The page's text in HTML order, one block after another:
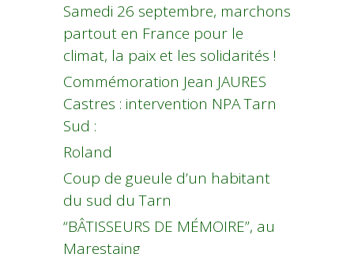
Samedi 26 septembre, marchons
partout en France pour le
climat, la paix et les solidarités !
Commémoration Jean JAURES
Castres : intervention NPA Tarn
Sud :
Roland
Coup de gueule d’un habitant
du sud du Tarn
“BÂTISSEURS DE MÉMOIRE”, au
Marestaing